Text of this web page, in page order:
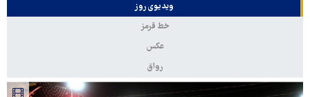
ویدیوی روز
خط قرمز
عکس
رواق